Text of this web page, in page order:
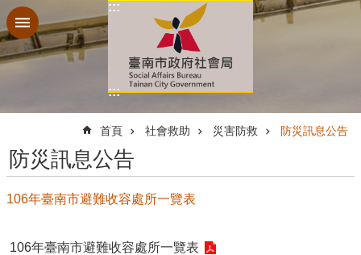
跳到主要內容區塊
:::
:::
首頁 社會救助 災害防救 防災訊息公告
防災訊息公告
106年臺南市避難收容處所一覽表
106年臺南市避難收容處所一覽表